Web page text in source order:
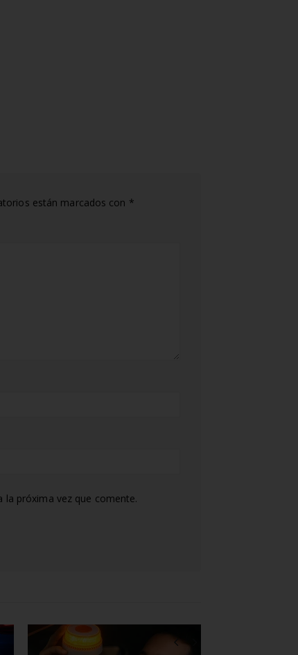
están marcados con *
próxima vez que comente.